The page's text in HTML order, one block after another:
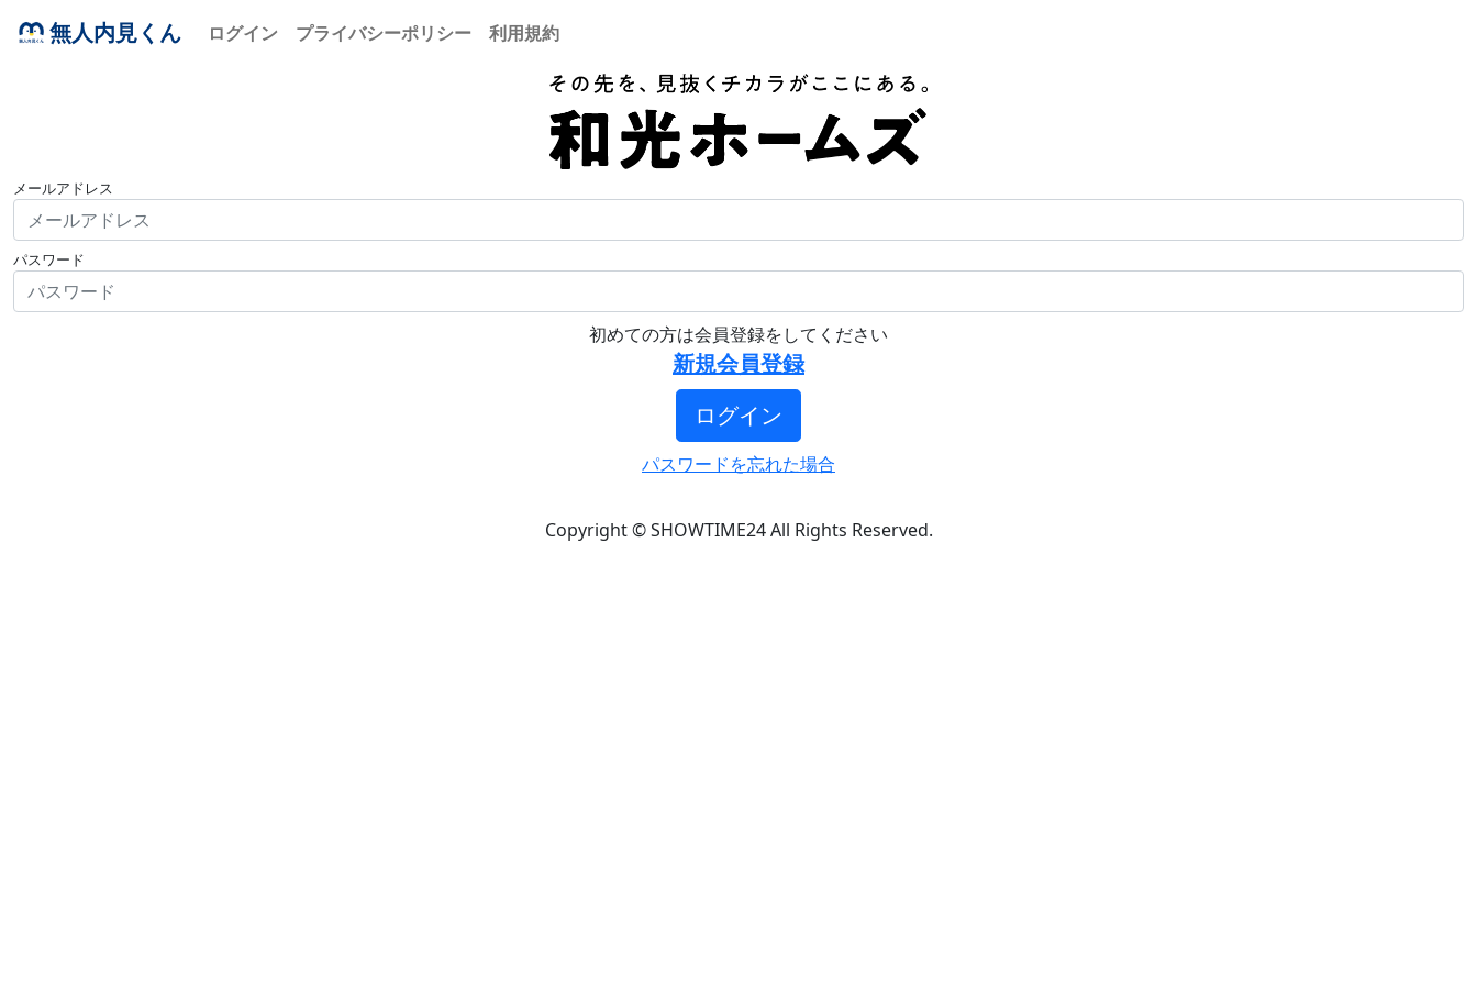
無人内見くん ログイン プライバシーポリシー 利用規約
メールアドレス
パスワード
初めての方は会員登録をしてください
新規会員登録
ログイン
パスワードを忘れた場合
Copyright © SHOWTIME24 All Rights Reserved.